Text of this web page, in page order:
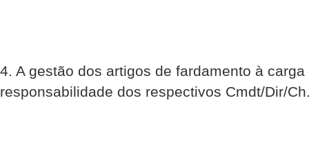
4. A gestão dos artigos de fardamento à
responsabilidade dos respectivos Cmdt/Dir/